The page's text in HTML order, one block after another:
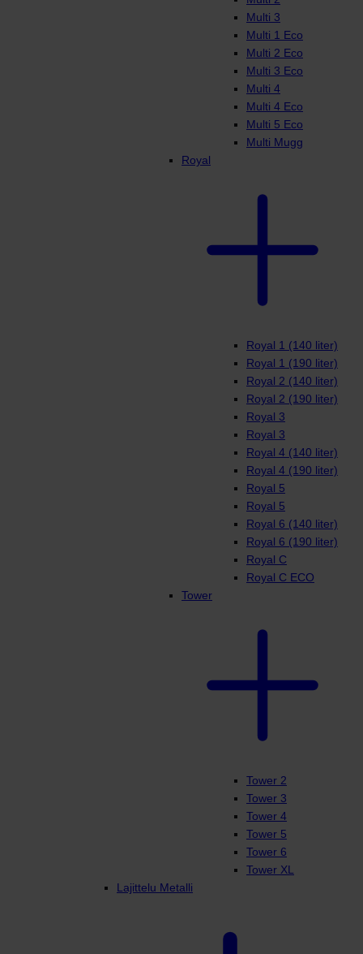
Multi 3
Multi 1 Eco
Multi 2 Eco
Multi 3 Eco
Multi 4
Multi 4 Eco
Multi 5 Eco
Multi Mugg
Royal
Royal 1 (140 liter)
Royal 1 (190 liter)
Royal 2 (140 liter)
Royal 2 (190 liter)
Royal 3
Royal 3
Royal 4 (140 liter)
Royal 4 (190 liter)
Royal 5
Royal 5
Royal 6 (140 liter)
Royal 6 (190 liter)
Royal C
Royal C ECO
Tower
Tower 2
Tower 3
Tower 4
Tower 5
Tower 6
Tower XL
Lajittelu Metalli